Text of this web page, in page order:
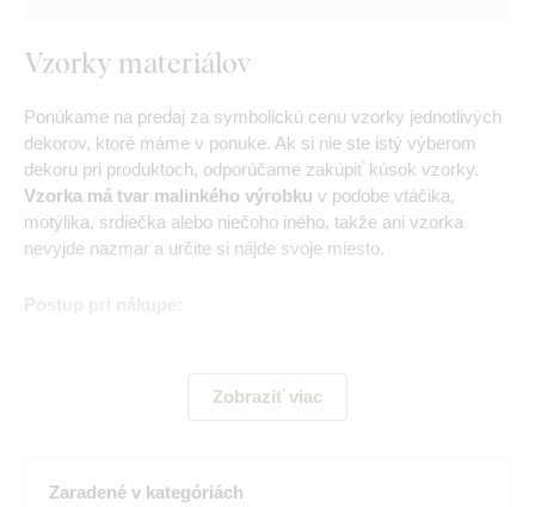
Vzorky materiálov
Ponúkame na predaj za symbolickú cenu vzorky jednotlivých
dekorov, ktoré máme v ponuke. Ak si nie ste istý výberom
dekoru pri produktoch, odporúčame zakúpiť kúsok vzorky.
Vzorka má tvar malinkého výrobku v podobe vtáčika,
motýlika, srdiečka alebo niečoho iného, takže ani vzorka
nevyjde nazmar a určite si nájde svoje miesto.
košíka vzorky po jednom kuse.
vzoriek.
Zobraziť viac
Zaradené v kategóriách